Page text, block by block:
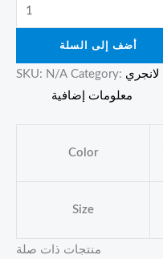
أضف إلى السلة
SKU: N/A Category: لانجري
معلومات إضافية
Color
Size
منتجات ذات صلة